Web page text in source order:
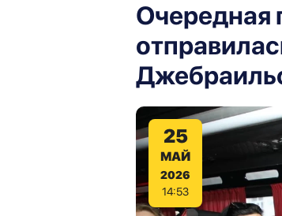
Очередная
25
МАЙ
2026
14:53